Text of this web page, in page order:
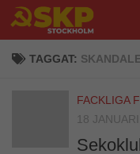
Hoppa till innehåll
TAGGAT:
FACKLIGA
18